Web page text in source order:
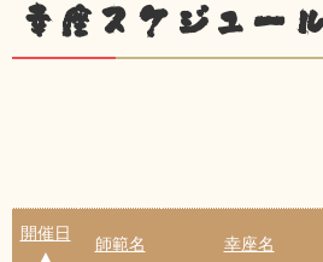
幸座スケジュー
開催日
▲
師範名 幸座名